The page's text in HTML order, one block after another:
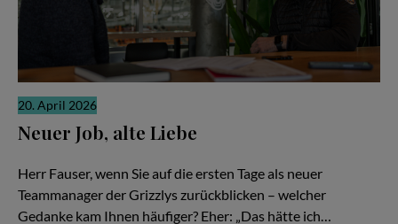
20. April 2026
Neuer Job, alte Liebe
Herr Fauser, wenn Sie auf die ersten Tage als neuer
Teammanager der Grizzlys zurückblicken – welcher
Gedanke kam Ihnen häufiger? Eher: „Das hätte ich…